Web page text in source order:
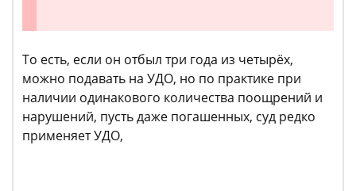
То есть, если он отбыл три года из четырёх,
можно подавать на УДО, но по практике при
наличии одинакового количества поощрений и
нарушений, пусть даже погашенных, суд редко
применяет УДО,